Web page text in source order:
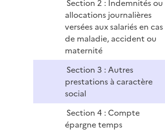
i
e
r
Section 2 : Indemnités ou
allocations journalières
versées aux salariés en cas
de maladie, accident ou
maternité
Section 3 : Autres
prestations à caractère
social
Section 4 : Compte
épargne temps